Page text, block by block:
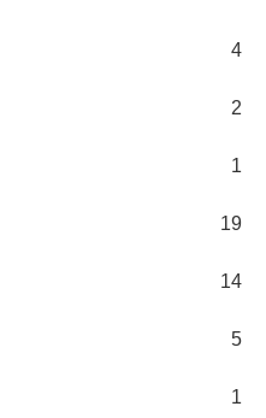
4
2
1
19
14
5
1